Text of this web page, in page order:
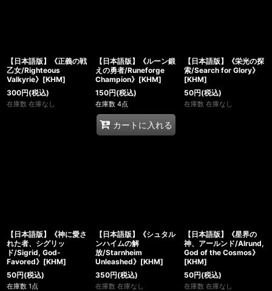
【日本語版】《正義の戦
乙女/Righteous
Valkyrie》[KHM]
300円(税込)
在庫数 在庫なし
【日本語版】《ルーン鍛
えの勇者/Runeforge
Champion》[KHM]
150円(税込)
在庫数 4点
カートに入れる
【日本語版】《栄光の探
索/Search for Glory》
[KHM]
50円(税込)
在庫数 在庫なし
【日本語版】《神に愛さ
れた者、シグリッ
ド/Sigrid, God-
Favored》[KHM]
50円(税込)
在庫数 1点
【日本語版】《シュタル
ンハイムの解
放/Starnheim
Unleashed》[KHM]
350円(税込)
在庫数 在庫なし
【日本語版】《星界の
神、アールンド/Alrund,
God of the Cosmos》
[KHM]
50円(税込)
在庫数 在庫なし